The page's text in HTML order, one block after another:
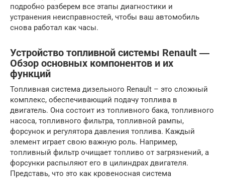
подробно разберем все этапы диагностики и
устранения неисправностей, чтобы ваш автомобиль
снова работал как часы.
Устройство топливной системы Renault ―
Обзор основных компонентов и их
функций
Топливная система дизельного Renault – это сложный
комплекс, обеспечивающий подачу топлива в
двигатель. Она состоит из топливного бака, топливного
насоса, топливного фильтра, топливной рампы,
форсунок и регулятора давления топлива. Каждый
элемент играет свою важную роль. Например,
топливный фильтр очищает топливо от загрязнений, а
форсунки распыляют его в цилиндрах двигателя.
Представь, что это как кровеносная система